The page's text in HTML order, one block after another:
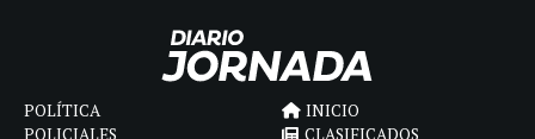
POLÍTICA
POLICIALES
INICIO
CLASIFICADOS